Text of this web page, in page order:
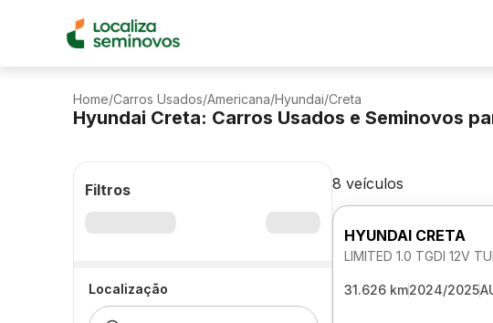
Home/Carros Usados/Americana/Hyundai/Creta
Hyundai Creta: Carros Usados e Seminovos
Filtros
Localização
8 veículos
HYUNDAI CRETA
LIMITED 1.0 TGDI 12V
31.626 km2024/2025